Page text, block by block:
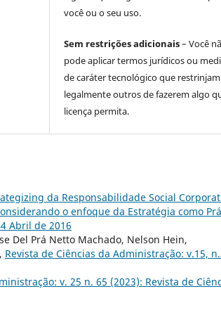
você ou o seu uso.
Sem restrições adicionais– Você
pode aplicar termos jurídicos ou
de caráter tecnológico que restrinjam
legalmente outros de fazerem algo
licença permita.
da Responsabilidade Social
o enfoque da Estratégia como
Abril de 2016
Del Prá Netto Machado, Nelson Hein,
, Revista de Ciências da Administração: v.15,
v. 25 n. 65 (2023): Revista de